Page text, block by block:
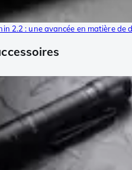
2.2 : une avancée en matière de